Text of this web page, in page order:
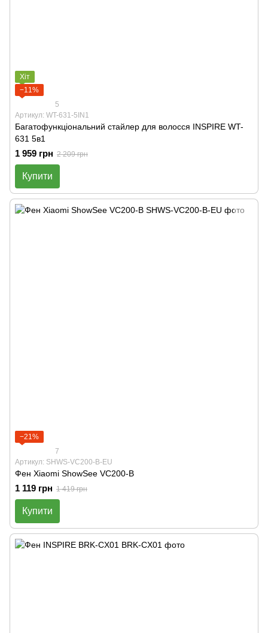
Хіт
−11%
5
Артикул: WT-631-5IN1
Багатофункціональний стайлер для волосся INSPIRE WT-
631 5в1
1 959 грн 2 209 грн
Купити
−21%
7
Артикул: SHWS-VC200-B-EU
Фен Xiaomi ShowSee VC200-B
1 119 грн 1 419 грн
Купити